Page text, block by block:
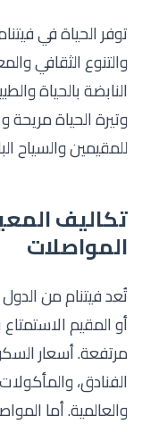
توفر الحياة في
والتنوع الثقافي
النابضة بالحياة
وتيرة الحياة مريحة
للمقيمين والسياح
تكاليف
المواصلات
تُعد فيتنام من
أو المقيم
مرتفعة. أسعار
الفنادق،
والعالمية. أما